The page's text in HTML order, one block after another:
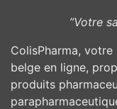
”Votre
ColisPharma,
belge en ligne,
produits